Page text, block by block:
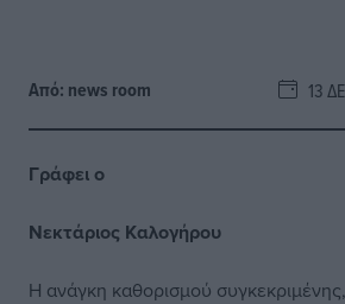
Από: news room 13
Γράφει ο
Νεκτάριος Καλογήρου
Η ανάγκη καθορισμού